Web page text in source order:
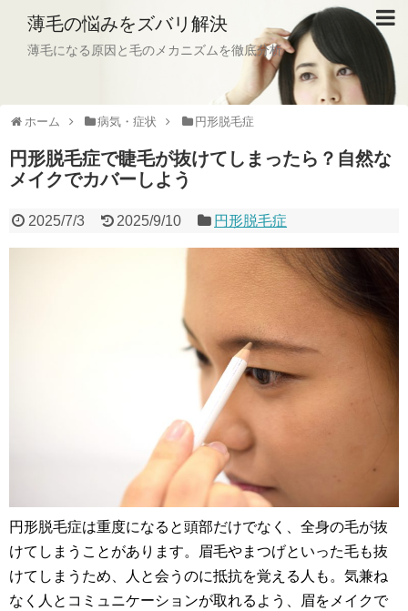
薄毛の悩みをズバリ解決
薄毛になる原因と毛のメカニズムを徹底分析
ホーム 病気・症状 円形脱毛症
円形脱毛症で睫毛が抜けてしまったら？自然な
メイクでカバーしよう
2025/7/3 2025/9/10 円形脱毛症
円形脱毛症は重度になると頭部だけでなく、全身の毛が抜
けてしまうことがあります。眉毛やまつげといった毛も抜
けてしまうため、人と会うのに抵抗を覚える人も。気兼ね
なく人とコミュニケーションが取れるよう、眉をメイクで